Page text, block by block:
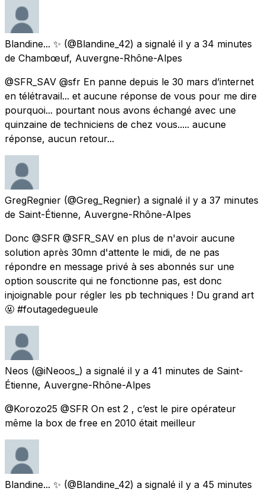
Blandine... ✨ (@Blandine_42) a signalé il y a 34 minutes
de Chambœuf, Auvergne-Rhône-Alpes
@SFR_SAV @sfr En panne depuis le 30 mars d’internet
en télétravail... et aucune réponse de vous pour me dire
pourquoi... pourtant nous avons échangé avec une
quinzaine de techniciens de chez vous..... aucune
réponse, aucun retour...
GregRegnier (@Greg_Regnier) a signalé il y a 37 minutes
de Saint-Étienne, Auvergne-Rhône-Alpes
Donc @SFR @SFR_SAV en plus de n'avoir aucune
solution après 30mn d'attente le midi, de ne pas
répondre en message privé à ses abonnés sur une
option souscrite qui ne fonctionne pas, est donc
injoignable pour régler les pb techniques ! Du grand art
🤬 #foutagedegueule
Neos (@iNeoos_) a signalé il y a 41 minutes de Saint-
Étienne, Auvergne-Rhône-Alpes
@Korozo25 @SFR On est 2 , c’est le pire opérateur
même la box de free en 2010 était meilleur
Blandine... ✨ (@Blandine_42) a signalé il y a 45 minutes